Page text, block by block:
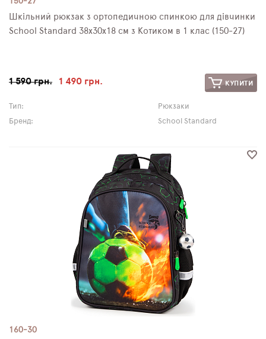
Шкільний рюкзак з ортопедичною спинкою для дівчинки
School Standard 38х30х18 см з Котиком в 1 клас (150-27)
1 590 грн. 1 490 грн. КУПИТИ
Тип:
Рюкзаки
Бренд:
School Standard
160-30